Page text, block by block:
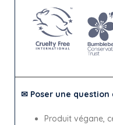
✉ Poser une
Produit végane,